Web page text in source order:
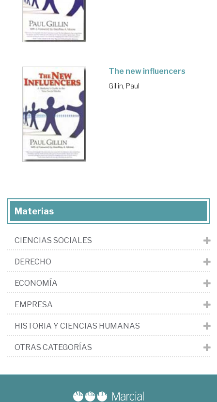
The new influencers
Gillin, Paul
Materias
CIENCIAS SOCIALES
DERECHO
ECONOMÍA
EMPRESA
HISTORIA Y CIENCIAS HUMANAS
OTRAS CATEGORÍAS